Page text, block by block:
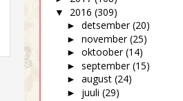
▼ 2016 (309)
► detsember (20)
► november (25)
► oktoober (14)
► september (15)
► august (24)
► juuli (29)